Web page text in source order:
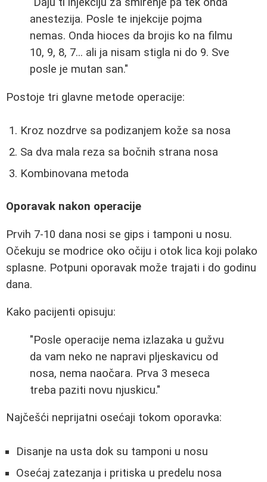
anestezija. Posle te injekcije pojma
nemas. Onda hioces da brojis ko na filmu
10, 9, 8, 7... ali ja nisam stigla ni do 9. Sve
posle je mutan san."
Postoje tri glavne metode operacije:
Kroz nozdrve sa podizanjem kože sa nosa
Sa dva mala reza sa bočnih strana nosa
Kombinovana metoda
Oporavak nakon operacije
Prvih 7-10 dana nosi se gips i tamponi u nosu.
Očekuju se modrice oko očiju i otok lica koji polako
splasne. Potpuni oporavak može trajati i do godinu
dana.
Kako pacijenti opisuju:
"Posle operacije nema izlazaka u gužvu
da vam neko ne napravi pljeskavicu od
nosa, nema naočara. Prva 3 meseca
treba paziti novu njuskicu."
Najčešći neprijatni osećaji tokom oporavka:
Disanje na usta dok su tamponi u nosu
Osećaj zatezanja i pritiska u predelu nosa